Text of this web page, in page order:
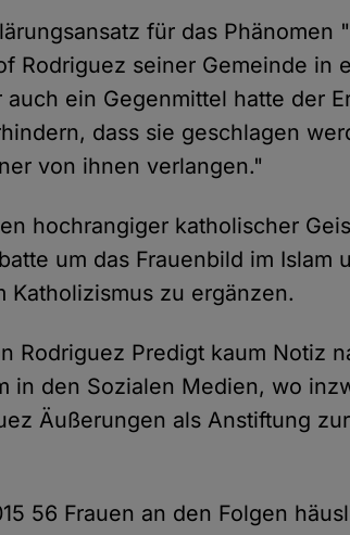
für das Phänomen
Rodriguez seiner Gemeinde in
ein Gegenmittel hatte der
dass sie geschlagen
von ihnen verlangen."
hochrangiger katholischer
um das Frauenbild im Islam
Katholizismus zu ergänzen.
Rodriguez Predigt kaum Notiz
in den Sozialen Medien, wo
Äußerungen als Anstiftung
56 Frauen an den Folgen